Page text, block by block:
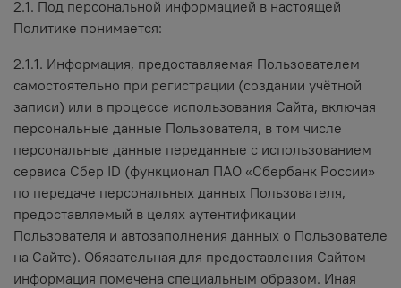
2.1. Под персональной информацией в настоящей
Политике понимается:
2.1.1. Информация, предоставляемая Пользователем
самостоятельно при регистрации (создании учётной
записи) или в процессе использования Сайта, включая
персональные данные Пользователя, в том числе
персональные данные переданные с использованием
сервиса Сбер ID (функционал ПАО «Сбербанк России»
по передаче персональных данных Пользователя,
предоставляемый в целях аутентификации
Пользователя и автозаполнения данных о Пользователе
на Сайте). Обязательная для предоставления Сайтом
информация помечена специальным образом. Иная